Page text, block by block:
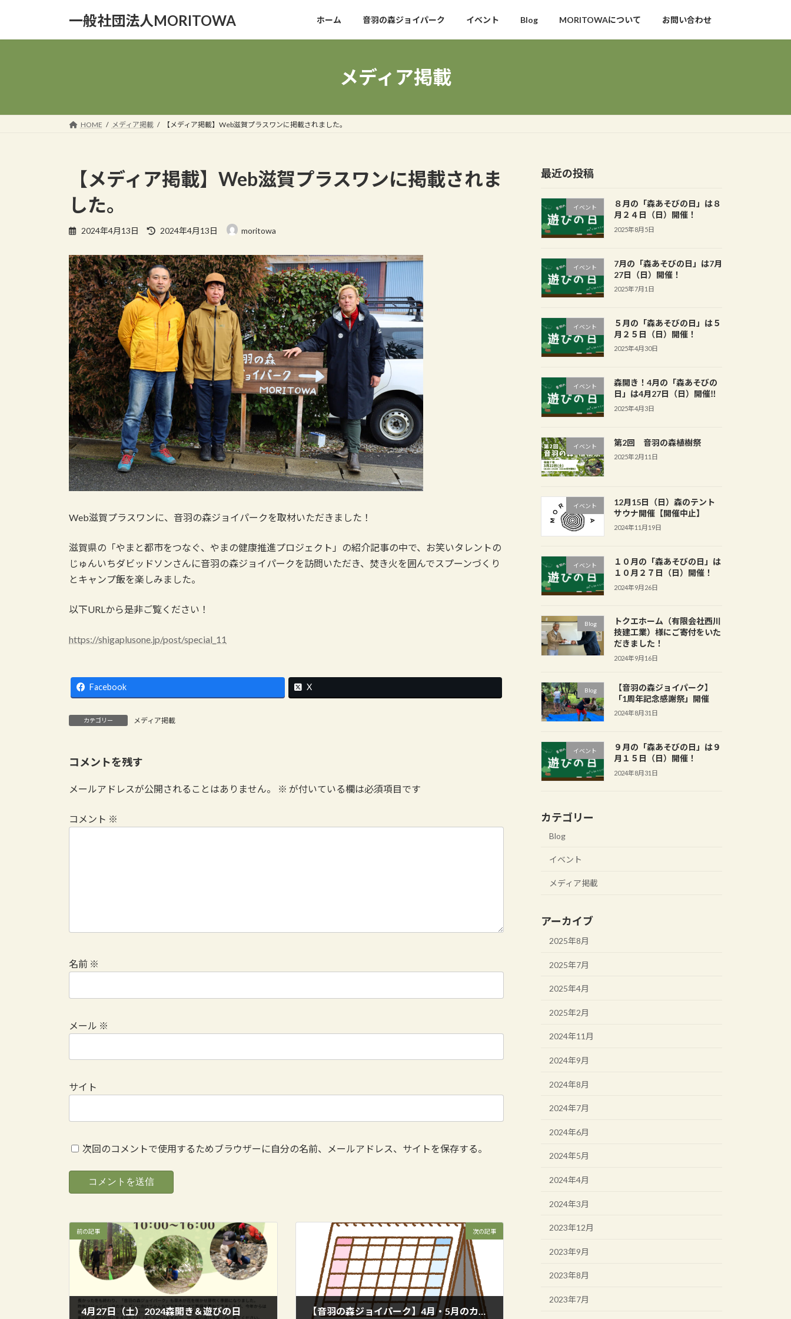
一般社団法人MORITOWA ホーム 音羽の森ジョイパーク イベント Blog MORITOWAについて お問い合わせ
メディア掲載
HOME メディア掲載 【メディア掲載】Web滋賀プラスワンに掲載されました。
【メディア掲載】Web滋賀プラスワンに掲載されま
した。
2024年4月13日
最
新
日
時
:
2024年4月13日 moritowa
Web滋賀プラスワンに、音羽の森ジョイパークを取材いただきました！
滋賀県の「やまと都市をつなぐ、やまの健康推進プロジェクト」の紹介記事の中で、お笑いタレントの
じゅんいちダビッドソンさんに音羽の森ジョイパークを訪問いただき、焚き火を囲んでスプーンづくり
とキャンプ飯を楽しみました。
以下URLから是非ご覧ください！
https://shigaplusone.jp/post/special_11
Facebook X
カテゴリー メディア掲載
コメントを残す
メールアドレスが公開されることはありません。 ※ が付いている欄は必須項目です
コメント ※
名前 ※
メール ※
サイト
次回のコメントで使用するためブラウザーに自分の名前、メールアドレス、サイトを保存する。
前の記事
4月27日（土）2024森開き＆遊びの日
次の記事
【音羽の森ジョイパーク】4月・5月のカレンダー公開
最近の投稿
イベント
８月の「森あそびの日」は８
月２４日（日）開催！
2025年8月5日
イベント
7月の「森あそびの日」は7月
27日（日）開催！
2025年7月1日
イベント
５月の「森あそびの日」は５
月２５日（日）開催！
2025年4月30日
イベント
森開き！4月の「森あそびの
日」は4月27日（日）開催‼
2025年4月3日
イベント 第2回 音羽の森植樹祭
2025年2月11日
イベント
12月15日（日）森のテント
サウナ開催【開催中止】
2024年11月19日
イベント
１０月の「森あそびの日」は
１０月２７日（日）開催！
2024年9月26日
Blog
トクエホーム（有限会社西川
技建工業）様にご寄付をいた
だきました！
2024年9月16日
Blog
【音羽の森ジョイパーク】
「1周年記念感謝祭」開催
2024年8月31日
イベント
９月の「森あそびの日」は９
月１５日（日）開催！
2024年8月31日
カテゴリー
Blog
イベント
メディア掲載
アーカイブ
2025年8月
2025年7月
2025年4月
2025年2月
2024年11月
2024年9月
2024年8月
2024年7月
2024年6月
2024年5月
2024年4月
2024年3月
2023年12月
2023年9月
2023年8月
2023年7月